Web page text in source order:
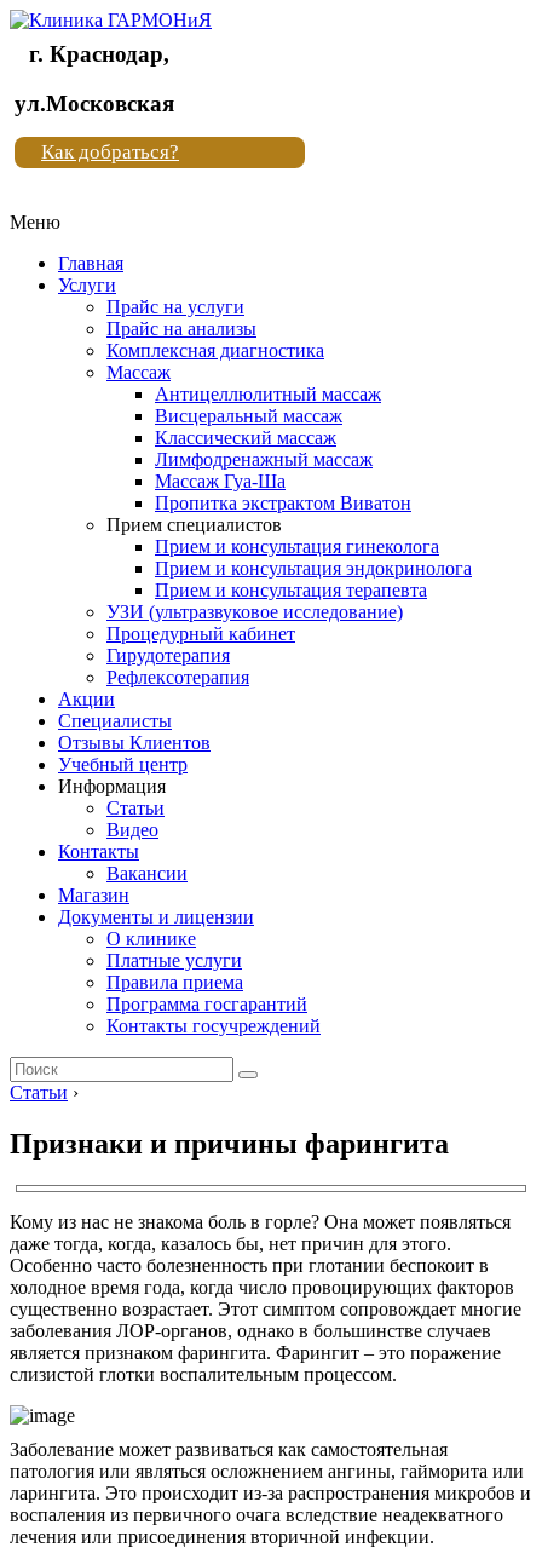
Клиника
"Новая
жизнь"
Клиника
жизнь"
г. Краснодар,
ул.Московская
Как добраться?
Меню
Главная
Услуги
Прайс на услуги
Прайс на анализы
Комплексная диагностика
Массаж
Антицеллюлитный массаж
Висцеральный массаж
Классический массаж
Лимфодренажный массаж
Массаж Гуа-Ша
Пропитка экстрактом Виватон
Прием специалистов
Прием и консультация гинеколога
Прием и консультация эндокринолога
Прием и консультация терапевта
УЗИ (ультразвуковое исследование)
Процедурный кабинет
Гирудотерапия
Рефлексотерапия
Акции
Специалисты
Отзывы Клиентов
Учебный центр
Информация
Статьи
Видео
Контакты
Вакансии
Магазин
Документы и лицензии
О клинике
Платные услуги
Правила приема
Программа госгарантий
Контакты госучреждений
Статьи ›
Признаки и причины фарингита
Кому из нас не знакома боль в горле? Она может появляться
даже тогда, когда, казалось бы, нет причин для этого.
Особенно часто болезненность при глотании беспокоит в
холодное время года, когда число провоцирующих факторов
существенно возрастает. Этот симптом сопровождает многие
заболевания ЛОР-органов, однако в большинстве случаев
является признаком фарингита. Фарингит – это поражение
слизистой глотки воспалительным процессом.
Заболевание может развиваться как самостоятельная
патология или являться осложнением ангины, гайморита или
ларингита. Это происходит из-за распространения микробов и
воспаления из первичного очага вследствие неадекватного
лечения или присоединения вторичной инфекции.